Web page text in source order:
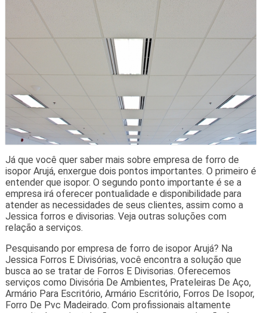
Já que você quer saber mais sobre empresa de forro de
isopor Arujá, enxergue dois pontos importantes. O primeiro é
entender que isopor. O segundo ponto importante é se a
empresa irá oferecer pontualidade e disponibilidade para
atender as necessidades de seus clientes, assim como a
Jessica forros e divisorias. Veja outras soluções com
relação a serviços.
Pesquisando por empresa de forro de isopor Arujá? Na
Jessica Forros E Divisórias, você encontra a solução que
busca ao se tratar de Forros E Divisorias. Oferecemos
serviços como Divisória De Ambientes, Prateleiras De Aço,
Armário Para Escritório, Armário Escritório, Forros De Isopor,
Forro De Pvc Madeirado. Com profissionais altamente